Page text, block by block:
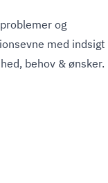
og
med indsigt
behov & ønsker.